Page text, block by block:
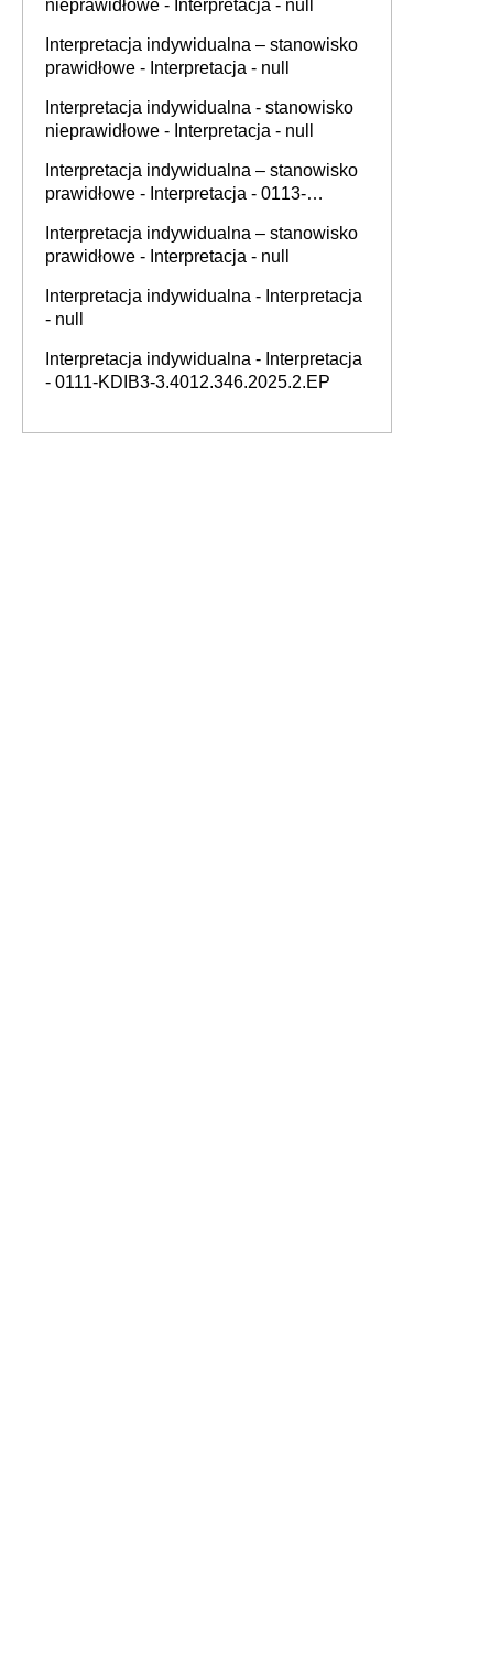
nieprawidłowe - Interpretacja - null
Interpretacja indywidualna – stanowisko
prawidłowe - Interpretacja - null
Interpretacja indywidualna - stanowisko
nieprawidłowe - Interpretacja - null
Interpretacja indywidualna – stanowisko
prawidłowe - Interpretacja - 0113-
Interpretacja indywidualna – stanowisko
prawidłowe - Interpretacja - null
Interpretacja indywidualna - Interpretacja
- null
Interpretacja indywidualna - Interpretacja
- 0111-KDIB3-3.4012.346.2025.2.EP